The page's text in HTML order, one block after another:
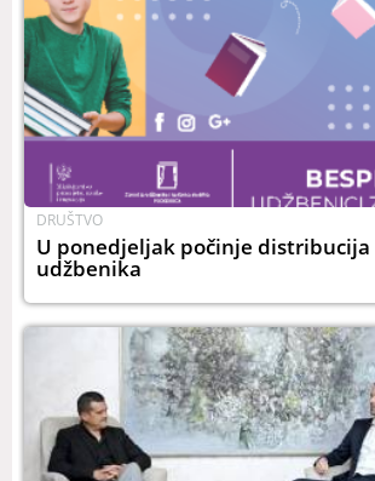
DRUŠTVO
U ponedjeljak počinje
udžbenika